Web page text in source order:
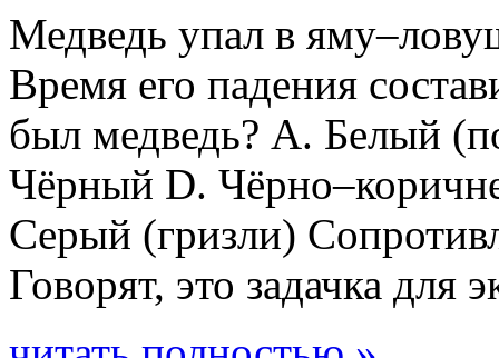
Медведь упал в
Время его падения
был медведь? А. Белый
Чёрный D.
Серый (гризли)
Говорят, это задачка для